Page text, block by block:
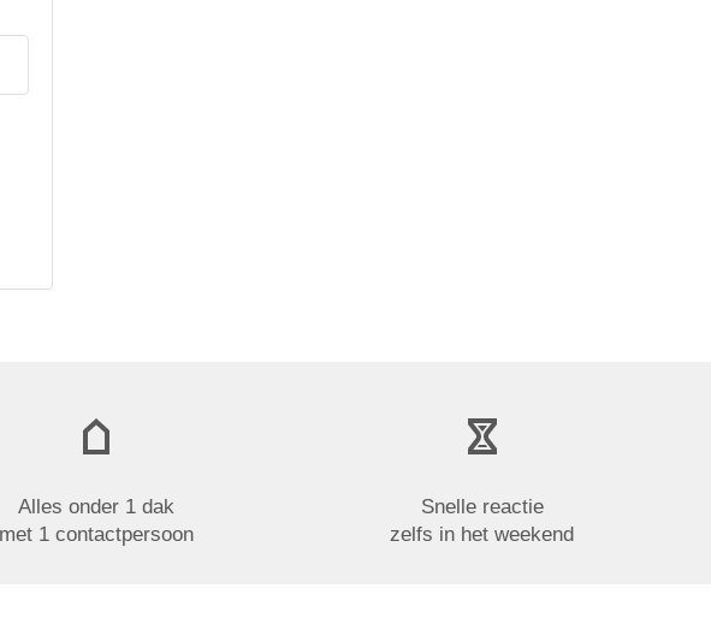
Alles onder 1 dak
met 1 contactpersoon
Snelle reactie
zelfs in het weekend